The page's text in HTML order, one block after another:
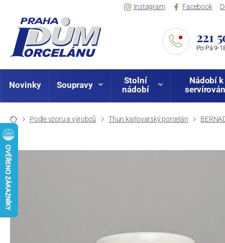
Instagram Facebook
221
Po-Pá 9-
Novinky Soupravy
Stolní
nádobí
Nádobí k
Podle vzoru a výrobců Thun karlovarský porcelán